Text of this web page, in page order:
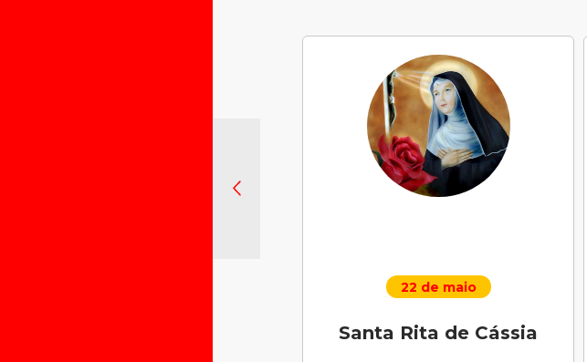
22 de maio
Santa Rita de Cássia